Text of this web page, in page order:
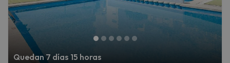
Quedan 7 días 15 horas